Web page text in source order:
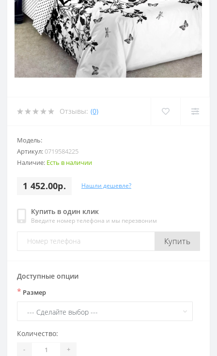
Отзывы: (0)
Модель:
Артикул:0719584225
Наличие: Есть в наличии
1 452.00р. Нашли дешевле?
Купить в один клик
Введите номер телефона и мы перезвоним
Купить
Доступные опции
* Размер
Количество:
- +